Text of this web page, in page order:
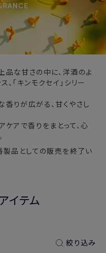
品な甘さの中に、洋酒のよ
「キンモクセイ」シリー
りが広がる、甘くやさし
ケアで香りをまとって、心
製品としての販売を終了い
イテム
絞り込み